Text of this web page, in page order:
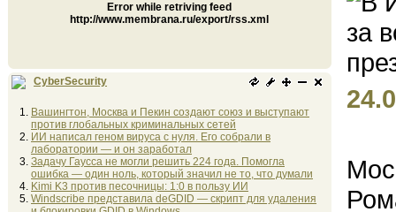
Error while retriving feed
http://www.membrana.ru/export/rss.xml
CyberSecurity
Вашингтон, Москва и Пекин создают союз и выступают
против глобальных криминальных сетей
ИИ написал геном вируса с нуля. Его собрали в
лаборатории — и он заработал
Задачу Гаусса не могли решить 224 года. Помогла
ошибка — один ноль, который значил не то, что думали
Kimi K3 против песочницы: 1:0 в пользу ИИ
Windscribe представила deGDID — скрипт для удаления